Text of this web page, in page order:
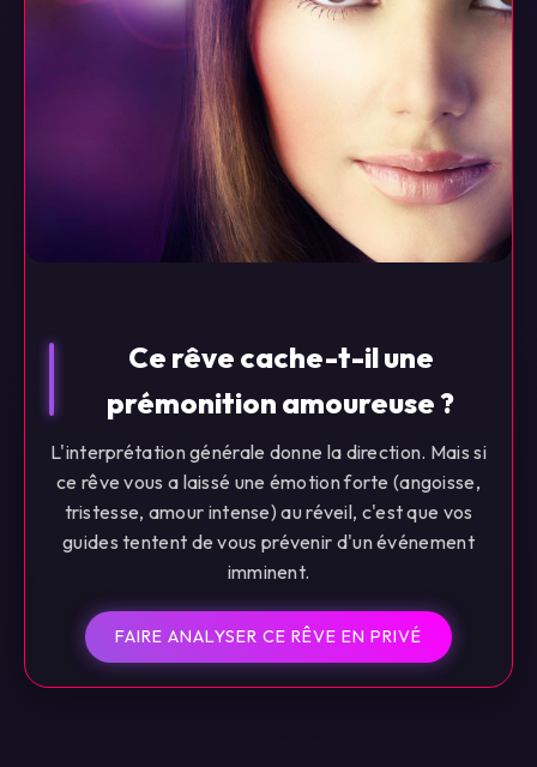
Ce rêve cache-t-il une
prémonition amoureuse ?
L'interprétation générale donne la direction. Mais si
ce rêve vous a laissé une émotion forte (angoisse,
tristesse, amour intense) au réveil, c'est que vos
guides tentent de vous prévenir d'un événement
imminent.
FAIRE ANALYSER CE RÊVE EN PRIVÉ